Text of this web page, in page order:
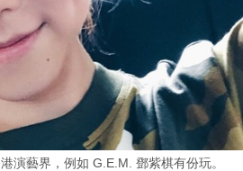
演藝界，例如 G.E.M. 鄧紫棋有份玩。